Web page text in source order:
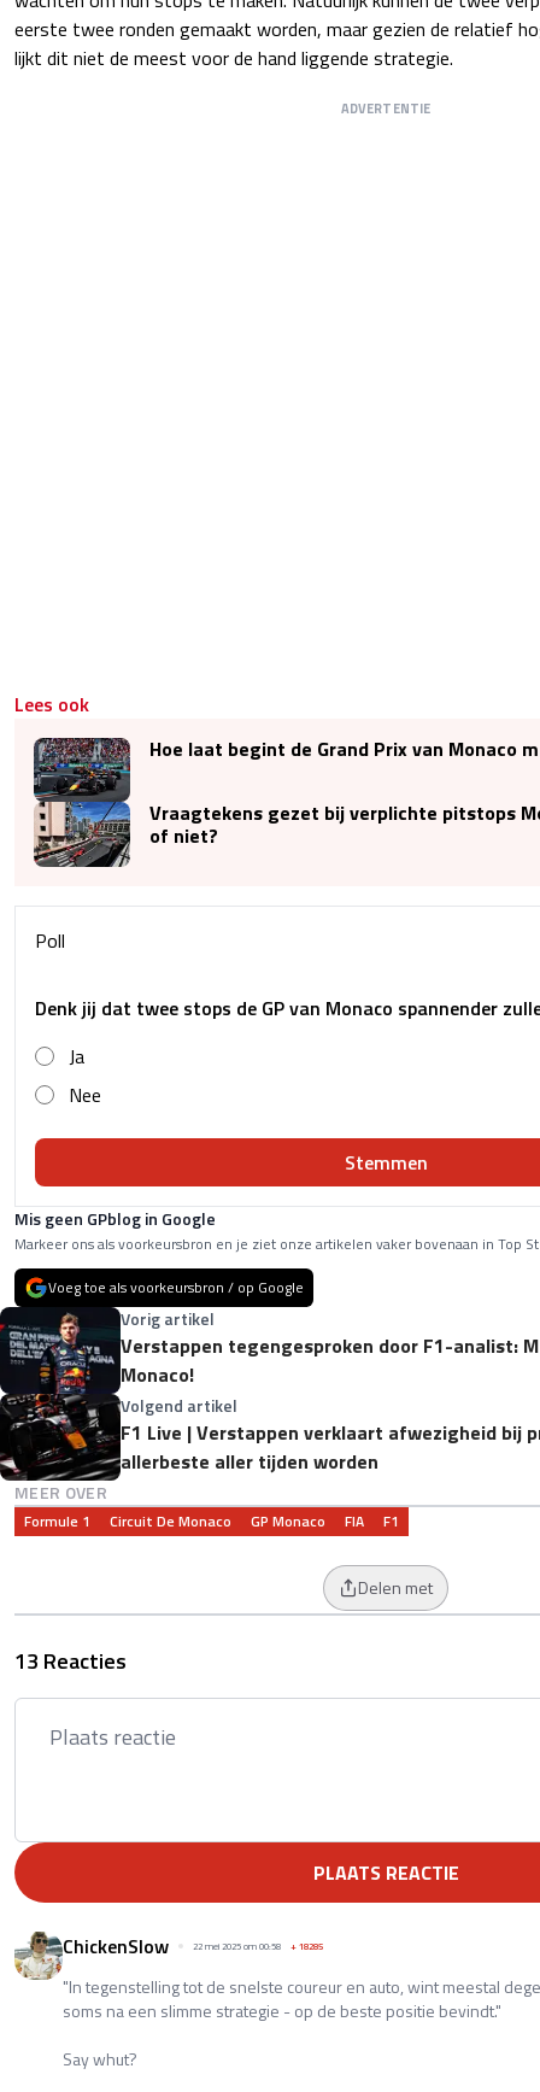
eerste twee ronden gemaakt worden, maar gezien de relatief
lijkt dit niet de meest voor de hand liggende strategie.
ADVERTENTIE
Lees ook
Hoe laat begint de Grand Prix van Monaco
Vraagtekens gezet bij verplichte pitstops
of niet?
Poll
Denk jij dat twee stops de GP van Monaco spannender
Ja
Nee
Stemmen
Mis geen GPblog in Google
Markeer ons als voorkeursbron en je ziet onze artikelen vaker bovenaan in Top
Voeg toe als voorkeursbron / op Google
Vorig artikel
Verstappen tegengesproken door F1-analist:
Monaco!
Volgend artikel
F1 Live | Verstappen verklaart afwezigheid bij
allerbeste aller tijden worden
MEER OVER
Formule 1 Circuit De Monaco GP Monaco FIA F1
Delen met
13 Reacties
PLAATS REACTIE
ChickenSlow 22 mei 2025 om 00:58 +18285
"In tegenstelling tot de snelste coureur en auto, wint meestal
soms na een slimme strategie - op de beste positie bevindt."
Say whut?